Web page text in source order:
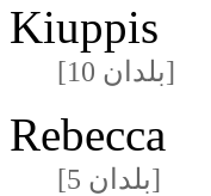
Kiuppis
[10 بلدان]
Rebecca
[5 بلدان]